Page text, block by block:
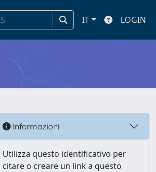
IT LOGIN
Informazioni
Utilizza questo identificativo per
citare o creare un link a questo